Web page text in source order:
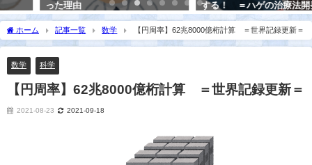
った理由
する！ ＝ハゲの治療法開発＝
ホーム 記事一覧 数学 【円周率】62兆8000億桁計算 ＝世界記録更新＝
数学 科学
【円周率】62兆8000億桁計算 ＝世界記録更新＝
2021-08-23 2021-09-18